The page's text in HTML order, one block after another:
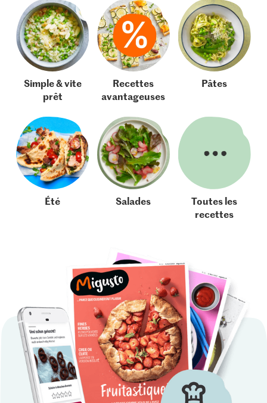
Simple & vite
prêt
Recettes
avantageuses
Pâtes
Été Salades
Toutes les
recettes